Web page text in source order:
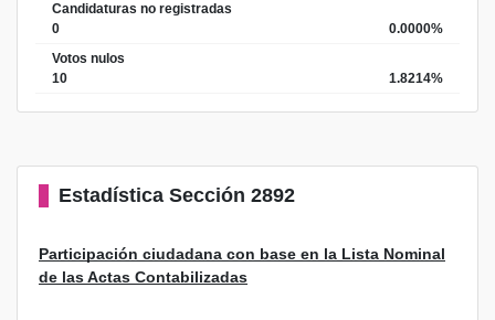
Candidaturas no registradas
0
0.0000%
Votos nulos
10
1.8214%
Estadística Sección 2892
Participación ciudadana con base en la Lista Nominal
de las Actas Contabilizadas